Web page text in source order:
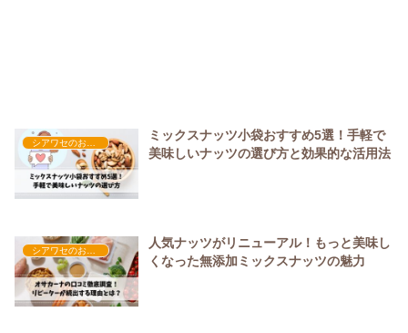
ミックスナッツ小袋おすすめ5選！手軽で
美味しいナッツの選び方と効果的な活用法
人気ナッツがリニューアル！もっと美味し
くなった無添加ミックスナッツの魅力